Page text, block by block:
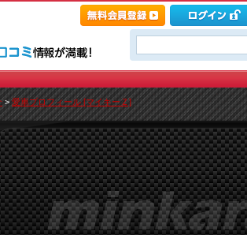
>愛車プロフィール [マイキーＺ]